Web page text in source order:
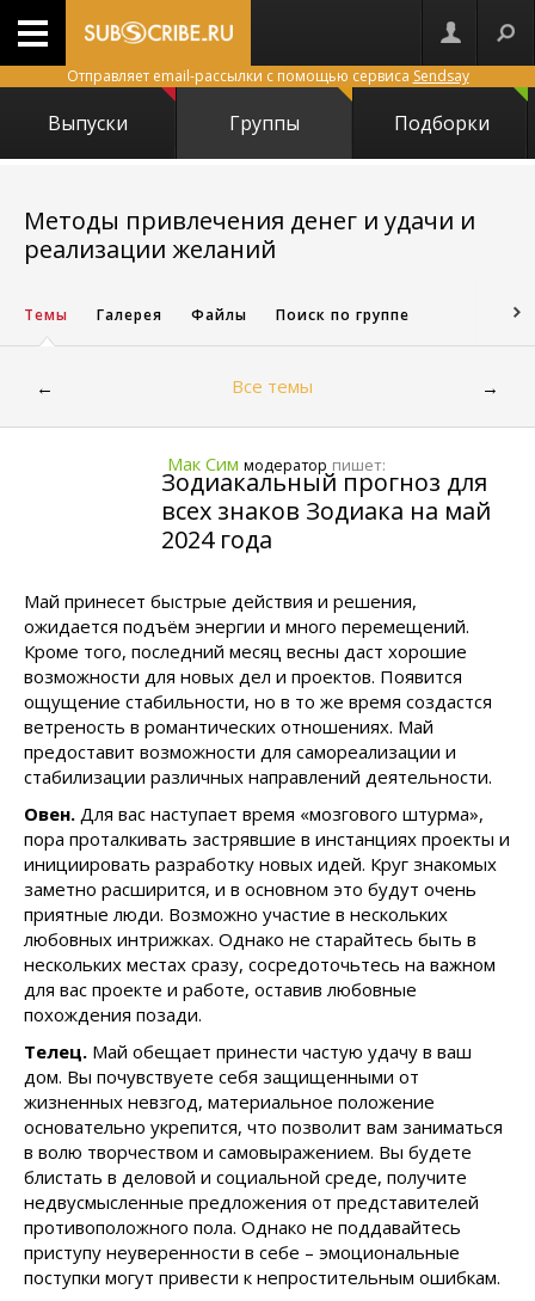
Отправляет email-рассылки с помощью сервиса Sendsay
Выпуски Группы Подборки
Методы привлечения денег и удачи и
реализации желаний
931
Темы Галерея Файлы Поиск по группе
← Все темы →
Мак Сим модератор пишет:
Зодиакальный прогноз для
всех знаков Зодиака на май
2024 года
Май принесет быстрые действия и решения,
ожидается подъём энергии и много перемещений.
Кроме того, последний месяц весны даст хорошие
возможности для новых дел и проектов. Появится
ощущение стабильности, но в то же время создастся
ветреность в романтических отношениях. Май
предоставит возможности для самореализации и
стабилизации различных направлений деятельности.
Овен. Для вас наступает время «мозгового штурма»,
пора проталкивать застрявшие в инстанциях проекты и
инициировать разработку новых идей. Круг знакомых
заметно расширится, и в основном это будут очень
приятные люди. Возможно участие в нескольких
любовных интрижках. Однако не старайтесь быть в
нескольких местах сразу, сосредоточьтесь на важном
для вас проекте и работе, оставив любовные
похождения позади.
Телец. Май обещает принести частую удачу в ваш
дом. Вы почувствуете себя защищенными от
жизненных невзгод, материальное положение
основательно укрепится, что позволит вам заниматься
в волю творчеством и самовыражением. Вы будете
блистать в деловой и социальной среде, получите
недвусмысленные предложения от представителей
противоположного пола. Однако не поддавайтесь
приступу неуверенности в себе – эмоциональные
поступки могут привести к непростительным ошибкам.